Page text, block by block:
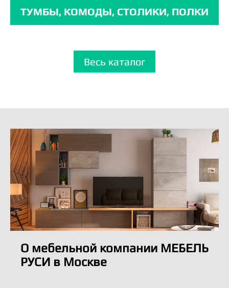
ТУМБЫ, КОМОДЫ, СТОЛИКИ, ПОЛКИ
Весь каталог
О мебельной компании МЕБЕЛЬ
РУСИ в Москве